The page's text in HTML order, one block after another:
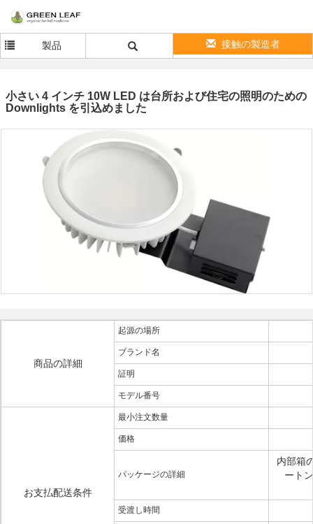
製品 接触の製造者
小さい 4 インチ 10W LED は台所および住宅の照明のための
Downlights を引込めました
商品の詳細
起源の場所
ブランド名
証明
モデル番号
お支払配送条件
最小注文数量
価格
パッケージの詳細
内部箱
ート
受渡し時間